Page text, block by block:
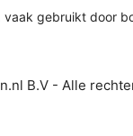
gebruikt door
B.V - Alle